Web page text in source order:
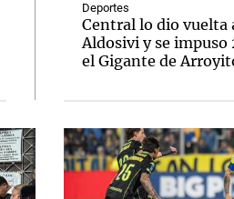
Deportes
Central lo dio vuelta
Aldosivi y se impuso
el Gigante de
El huracán de Arequito Cadena